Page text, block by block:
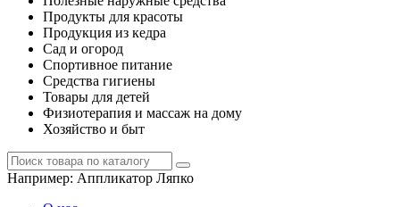
Продукты для красоты
Продукция из кедра
Сад и огород
Спортивное питание
Средства гигиены
Товары для детей
Физиотерапия и массаж на дому
Хозяйство и быт
Например: Аппликатор Ляпко